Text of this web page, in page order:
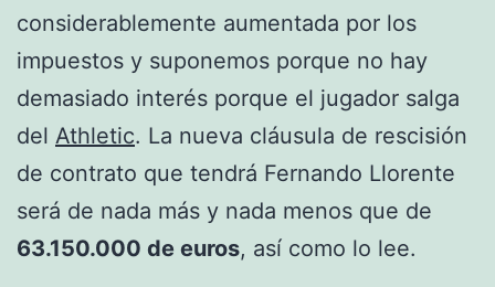
considerablemente aumentada por los
impuestos y suponemos porque no hay
demasiado interés porque el jugador salga
del Athletic. La nueva cláusula de rescisión
de contrato que tendrá Fernando Llorente
será de nada más y nada menos que de
63.150.000 de euros, así como lo lee.